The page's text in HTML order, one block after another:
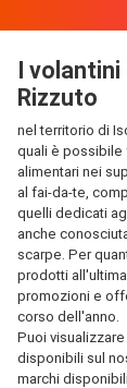
I
Rizzuto
nel territorio di
quali è possibile
alimentari nei
al fai-da-te,
quelli dedicati
anche
scarpe. Per
prodotti
promozioni e
corso dell'anno.
Puoi
disponibili sul
marchi